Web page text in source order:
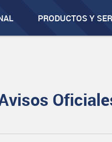
PRODUCTOS Y